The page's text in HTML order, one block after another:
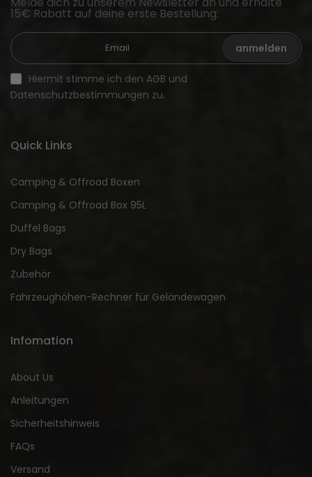
15€ Rabatt auf deine erste Bestellung:
anmelden
Hiermit stimme ich den AGB und
Datenschutzbestimmungen zu.
Quick Links
Camping & Offroad Boxen
Camping & Offroad Box 95L
Duffel Bags
Dry Bags
Zubehör
Fahrzeughöhen-Rechner für Geländewagen
Infomation
About Us
Anleitungen
Sicherheitshinweis
FAQs
Versand